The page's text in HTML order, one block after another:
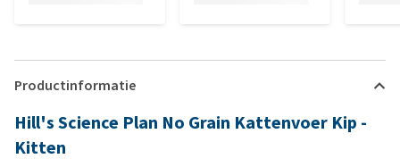
Productinformatie
Hill's Science Plan No Grain Kattenvoer Kip -
Kitten